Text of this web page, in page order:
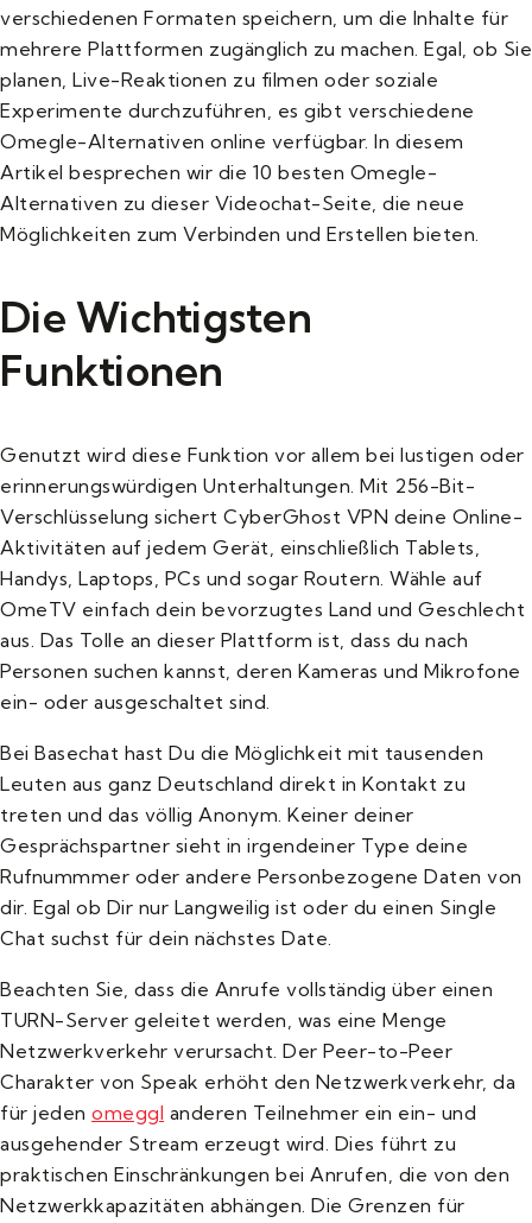
verschiedenen Formaten speichern, um die Inhalte für
mehrere Plattformen zugänglich zu machen. Egal, ob Sie
planen, Live-Reaktionen zu filmen oder soziale
Experimente durchzuführen, es gibt verschiedene
Omegle-Alternativen online verfügbar. In diesem
Artikel besprechen wir die 10 besten Omegle-
Alternativen zu dieser Videochat-Seite, die neue
Möglichkeiten zum Verbinden und Erstellen bieten.
Die Wichtigsten
Funktionen
Genutzt wird diese Funktion vor allem bei lustigen oder
erinnerungswürdigen Unterhaltungen. Mit 256-Bit-
Verschlüsselung sichert CyberGhost VPN deine Online-
Aktivitäten auf jedem Gerät, einschließlich Tablets,
Handys, Laptops, PCs und sogar Routern. Wähle auf
OmeTV einfach dein bevorzugtes Land und Geschlecht
aus. Das Tolle an dieser Plattform ist, dass du nach
Personen suchen kannst, deren Kameras und Mikrofone
ein- oder ausgeschaltet sind.
Bei Basechat hast Du die Möglichkeit mit tausenden
Leuten aus ganz Deutschland direkt in Kontakt zu
treten und das völlig Anonym. Keiner deiner
Gesprächspartner sieht in irgendeiner Type deine
Rufnummmer oder andere Personbezogene Daten von
dir. Egal ob Dir nur Langweilig ist oder du einen Single
Chat suchst für dein nächstes Date.
Beachten Sie, dass die Anrufe vollständig über einen
TURN-Server geleitet werden, was eine Menge
Netzwerkverkehr verursacht. Der Peer-to-Peer
Charakter von Speak erhöht den Netzwerkverkehr, da
für jeden omeggl anderen Teilnehmer ein ein- und
ausgehender Stream erzeugt wird. Dies führt zu
praktischen Einschränkungen bei Anrufen, die von den
Netzwerkkapazitäten abhängen. Die Grenzen für